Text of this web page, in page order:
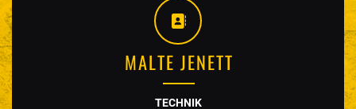
MALTE JENETT
TECHNIK